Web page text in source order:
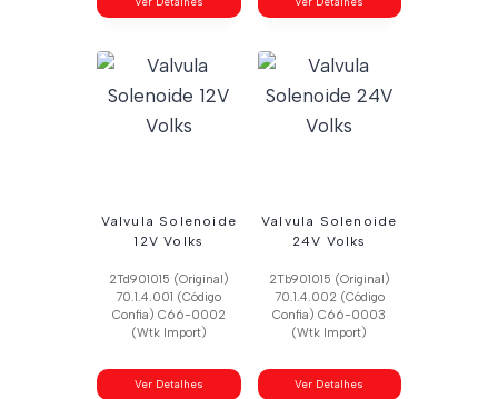
Valvula Solenoide
12V Volks
2Td901015 (Original)
70.1.4.001 (Código
Confia) C66-0002
(Wtk Import)
Ver Detalhes
Valvula Solenoide
24V Volks
2Tb901015 (Original)
70.1.4.002 (Código
Confia) C66-0003
(Wtk Import)
Ver Detalhes